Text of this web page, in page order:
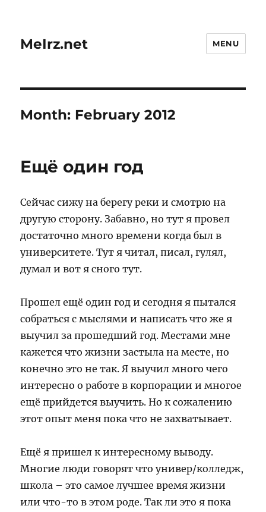
MeIrz.net MENU
Month: February 2012
Ещё один год
Сейчас сижу на берегу реки и смотрю на
другую сторону. Забавно, но тут я провел
достаточно много времени когда был в
университете. Тут я читал, писал, гулял,
думал и вот я сного тут.
Прошел ещё один год и сегодня я пытался
собраться с мыслями и написать что же я
выучил за прошедший год. Местами мне
кажется что жизни застыла на месте, но
конечно это не так. Я выучил много чего
интересно о работе в корпорации и многое
ещё прийдется выучить. Но к сожалению
этот опыт меня пока что не захватывает.
Ещё я пришел к интересному выводу.
Многие люди говорят что универ/колледж,
школа – это самое лучшее время жизни
или что-то в этом роде. Так ли это я пока